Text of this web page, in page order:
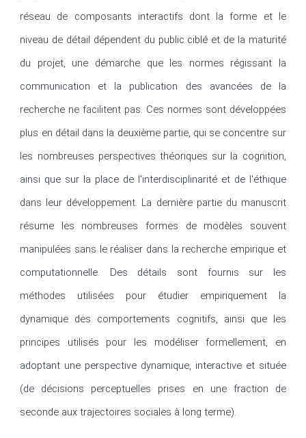
réseau de composants interactifs dont la forme et le
niveau de détail dépendent du public ciblé et de la maturité
du projet, une démarche que les normes régissant la
communication et la publication des avancées de la
recherche ne facilitent pas. Ces normes sont développées
plus en détail dans la deuxième partie, qui se concentre sur
les nombreuses perspectives théoriques sur la cognition,
ainsi que sur la place de l'interdisciplinarité et de l'éthique
dans leur développement. La dernière partie du manuscrit
résume les nombreuses formes de modèles souvent
manipulées sans le réaliser dans la recherche empirique et
computationnelle. Des détails sont fournis sur les
méthodes utilisées pour étudier empiriquement la
dynamique des comportements cognitifs, ainsi que les
principes utilisés pour les modéliser formellement, en
adoptant une perspective dynamique, interactive et située
(de décisions perceptuelles prises en une fraction de
seconde aux trajectoires sociales à long terme).